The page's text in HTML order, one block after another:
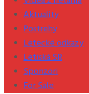
Aktuality
Postrehy
Letecké odkazy
Letiská SR
Sponzori
For Sale